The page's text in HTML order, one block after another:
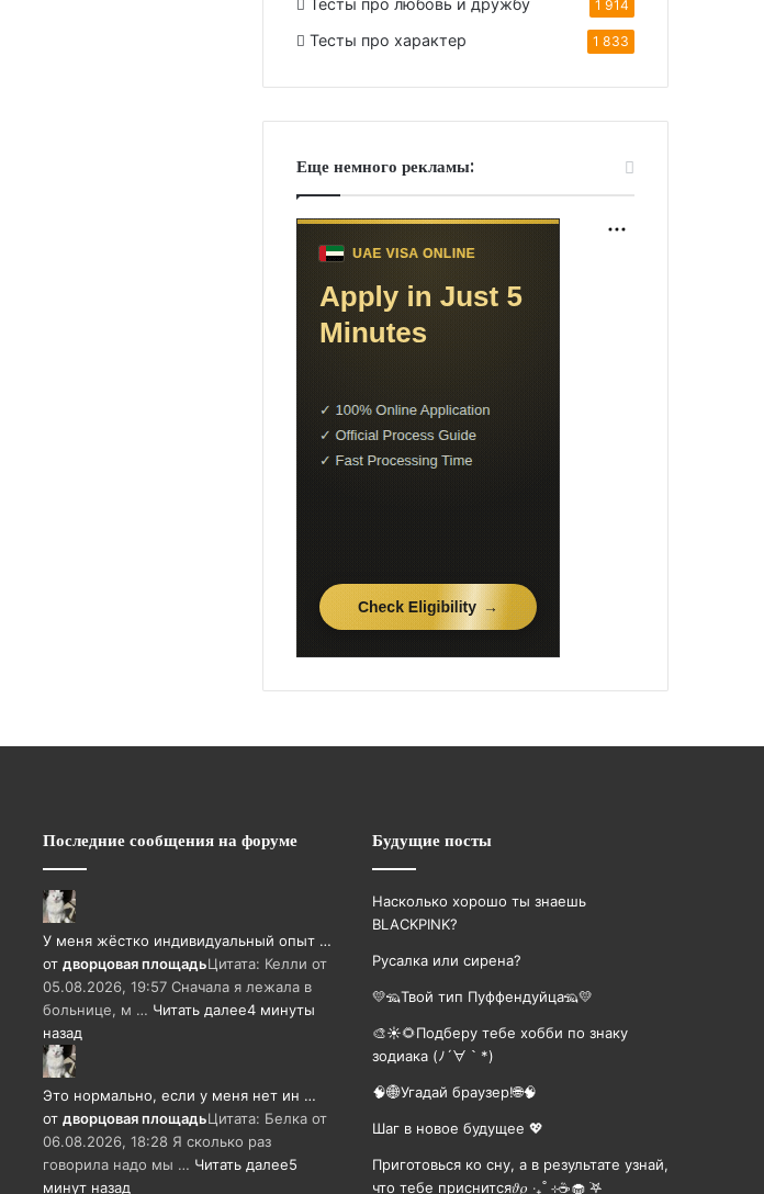
Тесты про любовь и дружбу 1 914
Тесты про характер 1 833
Еще немного рекламы:
Последние сообщения на форуме
У меня жёстко индивидуальный опыт …
от дворцовая площадьЦитата: Келли от
05.08.2026, 19:57 Сначала я лежала в
больнице, м … Читать далее4 минуты
назад
Это нормально, если у меня нет ин …
от дворцовая площадьЦитата: Белка от
06.08.2026, 18:28 Я сколько раз
говорила надо мы … Читать далее5
минут назад
Будущие посты
Насколько хорошо ты знаешь
BLACKPINK?
Русалка или сирена?
💛🦡Твой тип Пуффендуйца🦡💛
🎨☀🌻Подберу тебе хобби по знаку
зодиака (ﾉ´∀｀*)
🧠🌐Угадай браузер!🌐🧠
Шаг в новое будущее 💖
Приготовься ко сну, а в результате узнай,
что тебе приснится𝜗𝜚 ‧₊˚ ⊹☕️🧁 ࣪𖤐